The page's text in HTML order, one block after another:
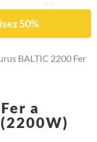
50%
BALTIC 2200 Fer
a